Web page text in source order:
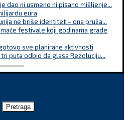
dao ni usmeno ni pisano mišljenje...
eura
ne briše identitet – ona pruža...
festivale koji godinama grade
sve planirane aktivnosti
puta odbio da glasa Rezoluciju...
Pretraga